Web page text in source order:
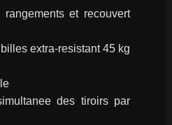
et recouvert
extra-resistant 45 kg
des tiroirs par